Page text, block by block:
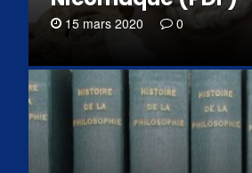
15 mars 2020 0